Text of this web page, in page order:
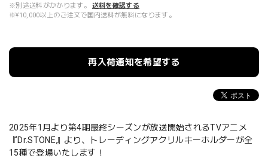
※別途送料がかかります。
送料を確認する
※¥10,000以上のご注文で国内送料が無料になります。
再入荷通知を希望する
2025年1月より第4期最終シーズンが放送開始されるTVアニメ
『Dr.STONE』より、トレーディングアクリルキーホルダーが全
15種で登場いたします！